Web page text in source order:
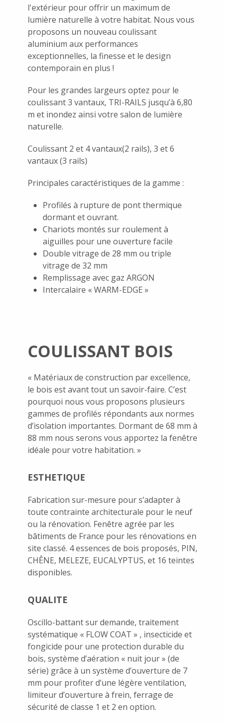
l'extérieur pour offrir un maximum de
lumière naturelle à votre habitat. Nous vous
proposons un nouveau coulissant
aluminium aux performances
exceptionnelles, la finesse et le design
contemporain en plus !
Pour les grandes largeurs optez pour le
coulissant 3 vantaux, TRI-RAILS jusqu’à 6,80
m et inondez ainsi votre salon de lumière
naturelle.
Coulissant 2 et 4 vantaux(2 rails), 3 et 6
vantaux (3 rails)
Principales caractéristiques de la gamme :
Profilés à rupture de pont thermique
dormant et ouvrant.
Chariots montés sur roulement à
aiguilles pour une ouverture facile
Double vitrage de 28 mm ou triple
vitrage de 32 mm
Remplissage avec gaz ARGON
Intercalaire « WARM-EDGE »
COULISSANT BOIS
« Matériaux de construction par excellence,
le bois est avant tout un savoir-faire. C’est
pourquoi nous vous proposons plusieurs
gammes de profilés répondants aux normes
d’isolation importantes. Dormant de 68 mm à
88 mm nous serons vous apportez la fenêtre
idéale pour votre habitation. »
ESTHETIQUE
Fabrication sur-mesure pour s’adapter à
toute contrainte architecturale pour le neuf
ou la rénovation. Fenêtre agrée par les
bâtiments de France pour les rénovations en
site classé. 4 essences de bois proposés, PIN,
CHÊNE, MELEZE, EUCALYPTUS, et 16 teintes
disponibles.
QUALITE
Oscillo-battant sur demande, traitement
systématique « FLOW COAT » , insecticide et
fongicide pour une protection durable du
bois, système d’aération « nuit jour » (de
série) grâce à un système d’ouverture de 7
mm pour profiter d’une légère ventilation,
limiteur d’ouverture à frein, ferrage de
sécurité de classe 1 et 2 en option.